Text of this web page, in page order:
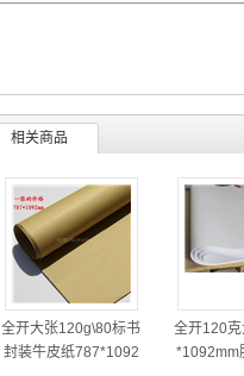
相关商品
全开大张120g\80标书
封装牛皮纸787*1092
全开120
*1092mm